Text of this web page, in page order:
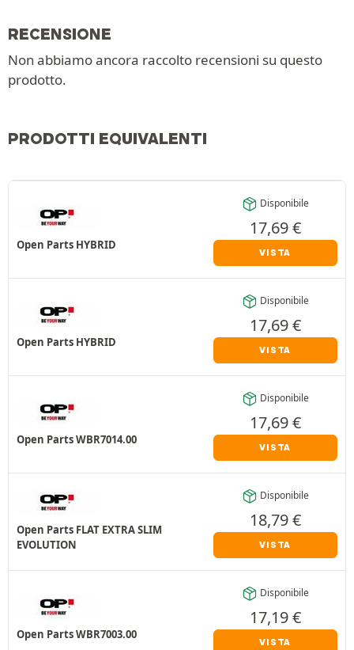
RECENSIONE
Non abbiamo ancora raccolto recensioni su questo
prodotto.
PRODOTTI EQUIVALENTI
Open Parts HYBRID
Disponibile
17,69€
VISTA
Open Parts HYBRID
Disponibile
17,69€
VISTA
Open Parts WBR7014.00
Disponibile
17,69€
VISTA
Open Parts FLAT EXTRA SLIM
EVOLUTION
Disponibile
18,79€
VISTA
Open Parts WBR7003.00
Disponibile
17,19€
VISTA